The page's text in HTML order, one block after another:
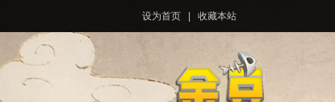
设为首页 收藏本站